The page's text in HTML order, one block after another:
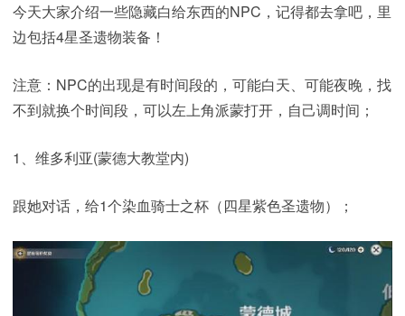
今天大家介绍一些隐藏白给东西的NPC，记得都去拿吧，里
边包括4星圣遗物装备！
注意：NPC的出现是有时间段的，可能白天、可能夜晚，找
不到就换个时间段，可以左上角派蒙打开，自己调时间；
1、维多利亚(蒙德大教堂内)
跟她对话，给1个染血骑士之杯（四星紫色圣遗物）；